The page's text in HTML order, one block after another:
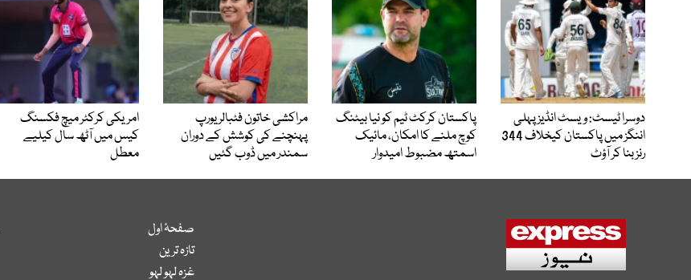
دوسرا ٹیسٹ: ویسٹ انڈیز پہلی
اننگز میں پاکستان کیخلاف 344
رنز بنا کر آؤٹ
پاکستان کرکٹ ٹیم کو نیا بیٹنگ
کوچ ملنے کا امکان، مائیک
اسمتھ مضبوط امیدوار
مراکشی خاتون فٹبالر یورپ
پہنچنے کی کوشش کے دوران
سمندر میں ڈوب گئیں
امریکی کرکٹر میچ فکسنگ
کیس میں آٹھ سال کیلیے
معطل
صفحۂ اول
تازہ ترین
غزہ لہو لہو